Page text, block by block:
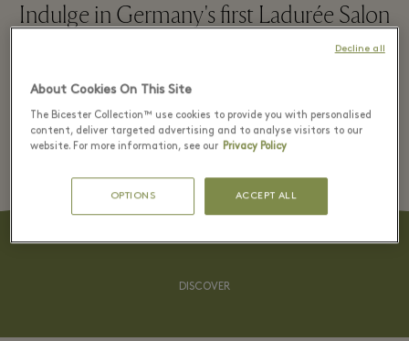
Indulge in Germany's first Ladurée Salon
de Thé and enjoy the highest art of
РАЗВЕРНУТЬ
Ladurée Menu Food & Drinks
DISCOVER
About Cookies On This Site
The Bicester Collection™ use cookies to provide you with personalised
content, deliver targeted advertising and to analyse visitors to our
website. For more information, see our Privacy Policy
OPTIONS ACCEPT ALL
Decline all